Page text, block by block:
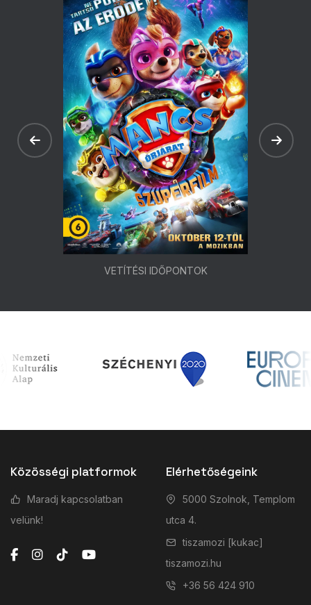
VETÍTÉSI IDŐPONTOK
Közösségi platformok
Maradj kapcsolatban
velünk!
Elérhetőségeink
5000 Szolnok, Templom
utca 4.
tiszamozi [kukac]
tiszamozi.hu
+36 56 424 910